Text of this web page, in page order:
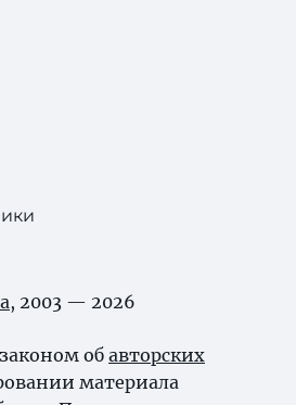
, 2003 — 2026
об авторских
материала